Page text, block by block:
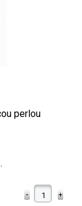
perlou